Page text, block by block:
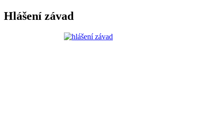
Hlášení závad